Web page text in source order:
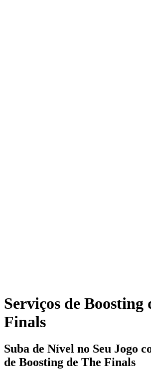
Serviços de Boosting
Finals
Suba de Nível no Seu Jogo
de Boosting de The Finals